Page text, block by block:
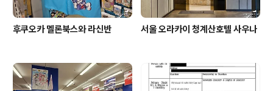
후쿠오카 멜론북스와 라신반 서울 오라카이 청계산호텔 사우나